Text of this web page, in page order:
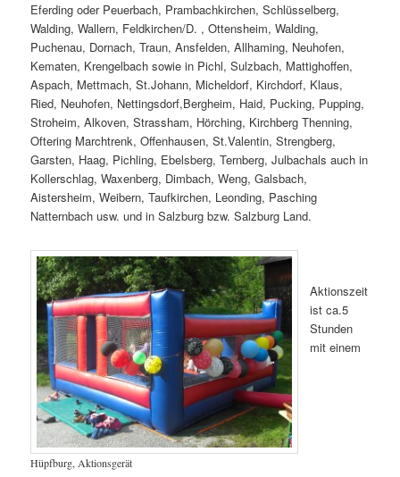
Eferding oder Peuerbach, Prambachkirchen, Schlüsselberg,
Walding, Wallern, Feldkirchen/D. , Ottensheim, Walding,
Puchenau, Dornach, Traun, Ansfelden, Allhaming, Neuhofen,
Kematen, Krengelbach sowie in Pichl, Sulzbach, Mattighoffen,
Aspach, Mettmach, St.Johann, Micheldorf, Kirchdorf, Klaus,
Ried, Neuhofen, Nettingsdorf,Bergheim, Haid, Pucking, Pupping,
Stroheim, Alkoven, Strassham, Hörching, Kirchberg Thenning,
Oftering Marchtrenk, Offenhausen, St.Valentin, Strengberg,
Garsten, Haag, Pichling, Ebelsberg, Ternberg, Julbachals auch in
Kollerschlag, Waxenberg, Dimbach, Weng, Galsbach,
Aistersheim, Weibern, Taufkirchen, Leonding, Pasching
Natternbach usw. und in Salzburg bzw. Salzburg Land.
Hüpfburg, Aktionsgerät
Aktionszeit
ist ca.5
Stunden
mit einem